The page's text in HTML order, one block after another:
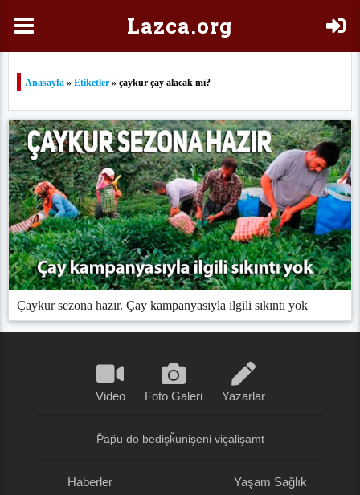
Lazca.org
Anasayfa » Etiketler » çaykur çay alacak mı?
Çaykur sezona hazır. Çay kampanyasıyla ilgili sıkıntı yok
Video Foto Galeri Yazarlar
P̌ap̌u do bedişǩunişeni viçalişamt
Haberler
Yaşam Sağlık